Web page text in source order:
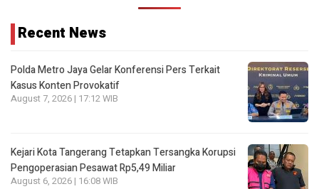
Recent News
Polda Metro Jaya Gelar Konferensi Pers Terkait
Kasus Konten Provokatif
August 7, 2026 | 17:12 WIB
Kejari Kota Tangerang Tetapkan Tersangka Korupsi
Pengoperasian Pesawat Rp5,49 Miliar
August 6, 2026 | 16:08 WIB